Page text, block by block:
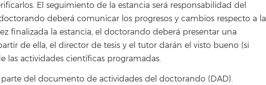
El seguimiento de la estancia será responsabilidad del
deberá comunicar los progresos y cambios respecto a la
finalizada la estancia, el doctorando deberá presentar una
de ella, el director de tesis y el tutor darán el visto bueno (si
las actividades científicas programadas.
del documento de actividades del doctorando (DAD).